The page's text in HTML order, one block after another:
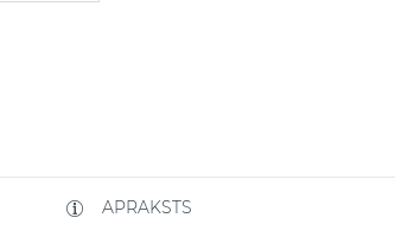
APRAKSTS